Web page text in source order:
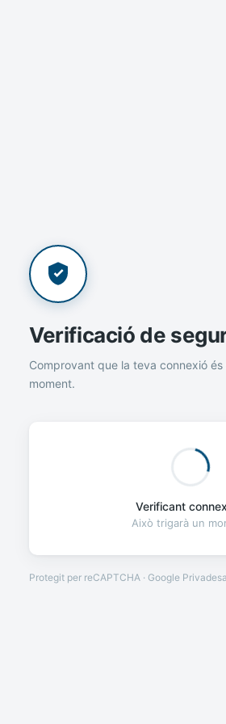
Verificació de
Comprovant que la teva connexió és
moment.
Verificant
Això trigarà un
Protegit per reCAPTCHA · Google Privadesa